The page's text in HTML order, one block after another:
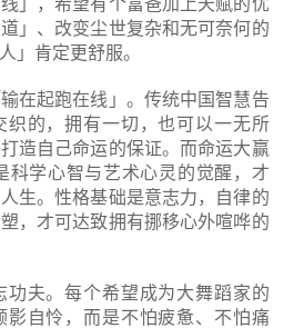
」，希望有个富爸加上天赋的优
」、改变尘世复杂和无可奈何的
」肯定更舒服。
在起跑在线」。传统中国智慧告
织的，拥有一切，也可以一无所
造自己命运的保证。而命运大赢
科学心智与艺术心灵的觉醒，才
生。性格基础是意志力，自律的
，才可达致拥有挪移心外喧哗的
功夫。每个希望成为大舞蹈家的
影自怜，而是不怕疲惫、不怕痛